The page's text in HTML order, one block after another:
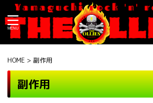
HOME > 副作用
副作用